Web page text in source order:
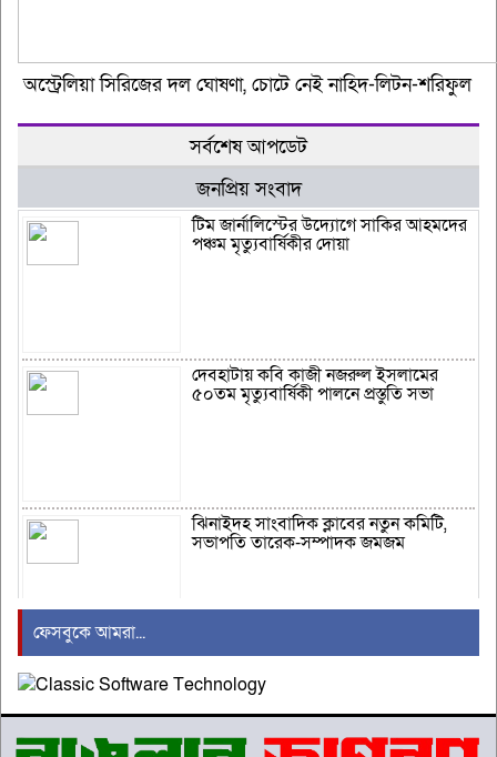
অস্ট্রেলিয়া সিরিজের দল ঘোষণা, চোটে নেই নাহিদ-লিটন-শরিফুল
সর্বশেষ আপডেট
জনপ্রিয় সংবাদ
টিম জার্নালিস্টের উদ্যোগে সাকির আহমদের
পঞ্চম মৃত্যুবার্ষিকীর দোয়া
দেবহাটায় কবি কাজী নজরুল ইসলামের
৫০তম মৃত্যুবার্ষিকী পালনে প্রস্তুতি সভা
ঝিনাইদহ সাংবাদিক ক্লাবের নতুন কমিটি,
সভাপতি তারেক-সম্পাদক জমজম
মানিকগঞ্জে বিকাশের মাধ্যমে টাকা
আত্মসাতের অভিযোগে এক প্রতারক
গ্রেপতার
ফেসবুকে আমরা...